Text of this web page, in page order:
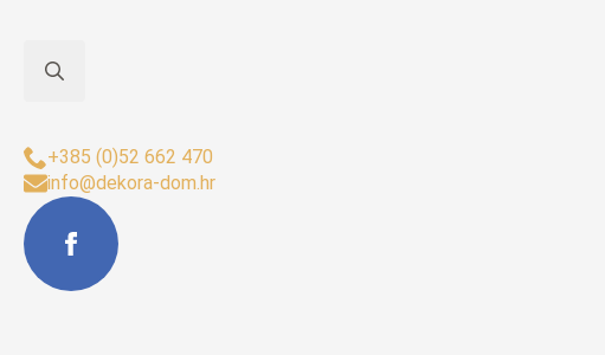
+385 (0)52 662 470
info@dekora-dom.hr